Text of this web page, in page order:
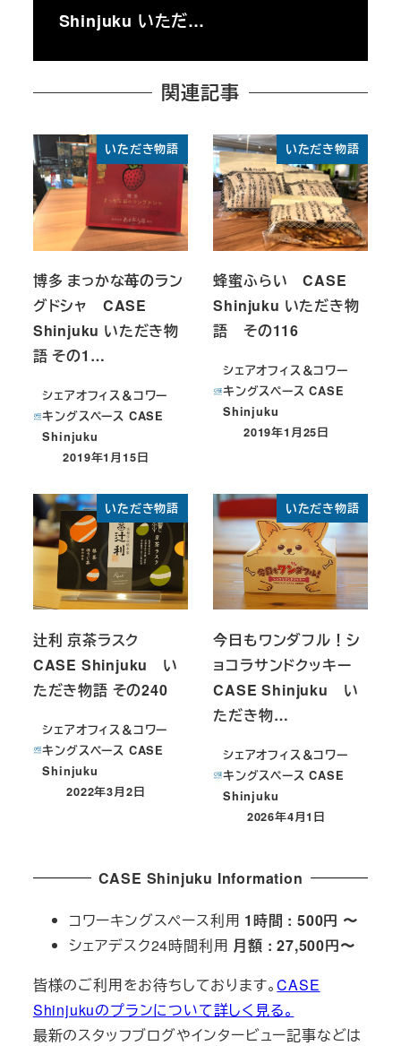
Shinjuku いただ…
関連記事
いただき物語
博多 まっかな苺のラン
グドシャ CASE
Shinjuku いただき物
語 その1…
シェアオフィス＆コワー
キングスペース CASE
Shinjuku
投稿日
2019年1月15日
いただき物語
蜂蜜ふらい CASE
Shinjuku いただき物
語 その116
シェアオフィス＆コワー
キングスペース CASE
Shinjuku
投稿日
2019年1月25日
いただき物語
辻利 京茶ラスク
CASE Shinjuku い
ただき物語 その240
シェアオフィス＆コワー
キングスペース CASE
Shinjuku
投稿日
2022年3月2日
いただき物語
今日もワンダフル！シ
ョコラサンドクッキー
CASE Shinjuku い
ただき物…
シェアオフィス＆コワー
キングスペース CASE
Shinjuku
投稿日
2026年4月1日
CASE Shinjuku Information
コワーキングスペース利用 1時間 : 500円 〜
シェアデスク24時間利用 月額 : 27,500円〜
皆様のご利用をお待ちしております。CASE
Shinjukuのプランについて詳しく見る。
最新のスタッフブログやインタービュー記事などは